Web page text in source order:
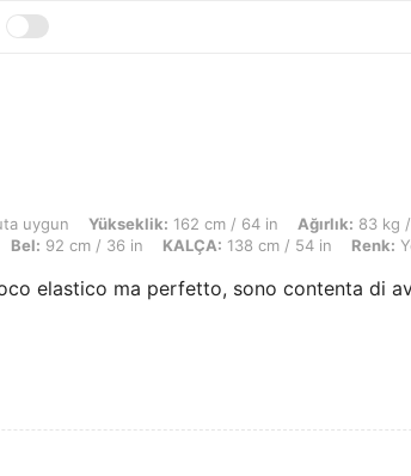
Yükseklik: 162 cm / 64 in, Ağırlık: 83 kg / 183 lbs,
uygun Yükseklik: 162 cm / 64 in Ağırlık: 83 kg
Bel: 92 cm / 36 in KALÇA: 138 cm / 54 in Renk:
elastico ma perfetto, sono contenta di